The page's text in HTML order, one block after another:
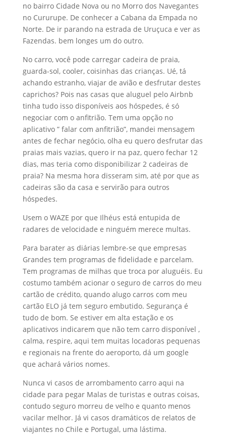
no bairro Cidade Nova ou no Morro dos Navegantes
no Cururupe. De conhecer a Cabana da Empada no
Norte. De ir parando na estrada de Uruçuca e ver as
Fazendas. bem longes um do outro.
No carro, você pode carregar cadeira de praia,
guarda-sol, cooler, coisinhas das crianças. Ué, tá
achando estranho, viajar de avião e desfrutar destes
caprichos? Pois nas casas que aluguel pelo Airbnb
tinha tudo isso disponíveis aos hóspedes, é só
negociar com o anfitrião. Tem uma opção no
aplicativo ” falar com anfitrião”, mandei mensagem
antes de fechar negócio, olha eu quero desfrutar das
praias mais vazias, quero ir na paz, quero fechar 12
dias, mas teria como disponibilizar 2 cadeiras de
praia? Na mesma hora disseram sim, até por que as
cadeiras são da casa e servirão para outros
hóspedes.
Usem o WAZE por que Ilhéus está entupida de
radares de velocidade e ninguém merece multas.
Para barater as diárias lembre-se que empresas
Grandes tem programas de fidelidade e parcelam.
Tem programas de milhas que troca por aluguéis. Eu
costumo também acionar o seguro de carros do meu
cartão de crédito, quando alugo carros com meu
cartão ELO já tem seguro embutido. Segurança é
tudo de bom. Se estiver em alta estação e os
aplicativos indicarem que não tem carro disponível ,
calma, respire, aqui tem muitas locadoras pequenas
e regionais na frente do aeroporto, dá um google
que achará vários nomes.
Nunca vi casos de arrombamento carro aqui na
cidade para pegar Malas de turistas e outras coisas,
contudo seguro morreu de velho e quanto menos
vacilar melhor. Já vi casos dramáticos de relatos de
viajantes no Chile e Portugal, uma lástima.